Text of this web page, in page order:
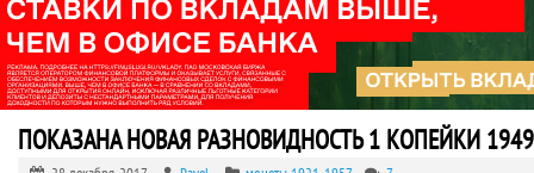
ПОКАЗАНА НОВАЯ РАЗНОВИДНОСТЬ 1 КОПЕЙКИ